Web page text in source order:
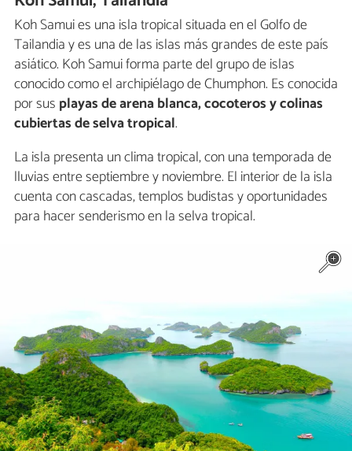
Koh Samui es una isla tropical situada en el Golfo de
Tailandia y es una de las islas más grandes de este país
asiático. Koh Samui forma parte del grupo de islas
conocido como el archipiélago de Chumphon. Es conocida
por sus playas de arena blanca, cocoteros y colinas
cubiertas de selva tropical.
La isla presenta un clima tropical, con una temporada de
lluvias entre septiembre y noviembre. El interior de la isla
cuenta con cascadas, templos budistas y oportunidades
para hacer senderismo en la selva tropical.